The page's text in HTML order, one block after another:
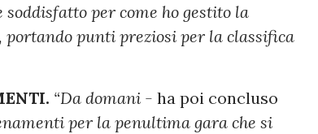
per come ho gestito la
punti preziosi per la classifica
“Da domani - ha poi concluso
per la penultima gara che si